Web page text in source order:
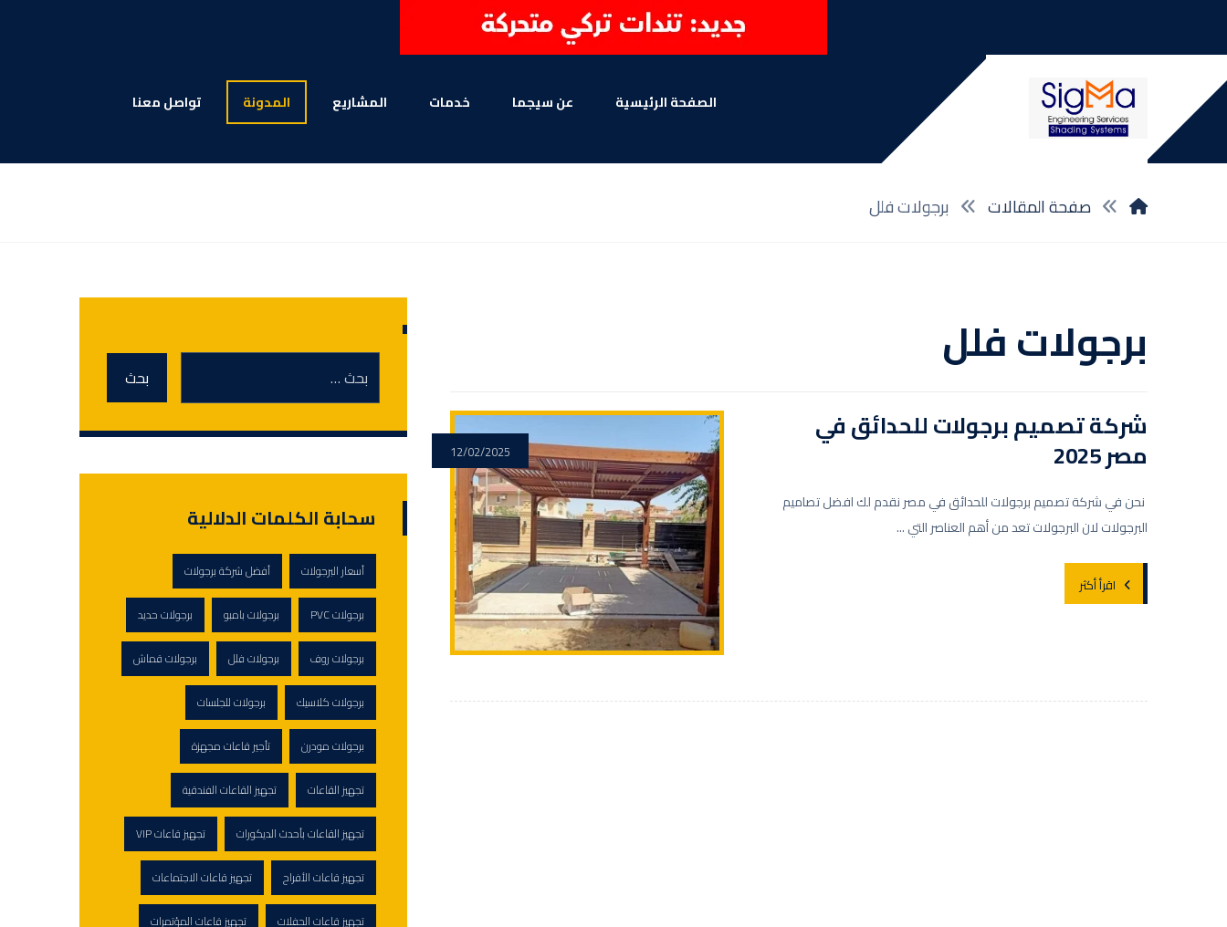
الصفحة الرئيسية عن سيجما خدمات المشاریع المدونة تواصل معنا
صفحة المقالات برجولات فلل
برجولات فلل
شركة تصميم برجولات للحدائق في
مصر 2025 12/02/2025
نحن في شركة تصميم برجولات للحدائق في مصر نقدم لك افضل تصاميم
البرجولات لان البرجولات تعد من أهم العناصر التي ...
اقرأ أكثر
سحابة الكلمات الدلالية
أسعار البرجولات أفضل شركة برجولات
برجولات PVC برجولات بامبو برجولات حديد
برجولات روف برجولات فلل برجولات قماش
برجولات كلاسيك برجولات للجلسات
برجولات مودرن تأجير قاعات مجهزة
تجهيز القاعات تجهيز القاعات الفندقية
تجهيز القاعات بأحدث الديكورات تجهيز قاعات VIP
تجهيز قاعات الأفراح تجهيز قاعات الاجتماعات
تجهيز قاعات الحفلات تجهيز قاعات المؤتمرات